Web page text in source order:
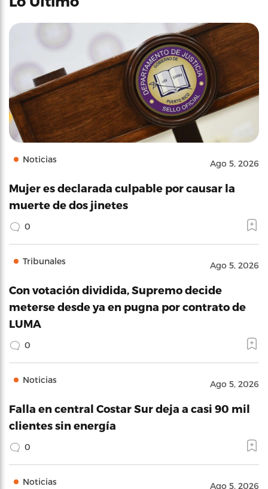
Noticias Ago 5, 2026
Mujer es declarada culpable por causar la
muerte de dos jinetes
0
Tribunales Ago 5, 2026
Con votación dividida, Supremo decide
meterse desde ya en pugna por contrato de
LUMA
0
Noticias Ago 5, 2026
Falla en central Costar Sur deja a casi 90 mil
clientes sin energía
0
Noticias Ago 5, 2026